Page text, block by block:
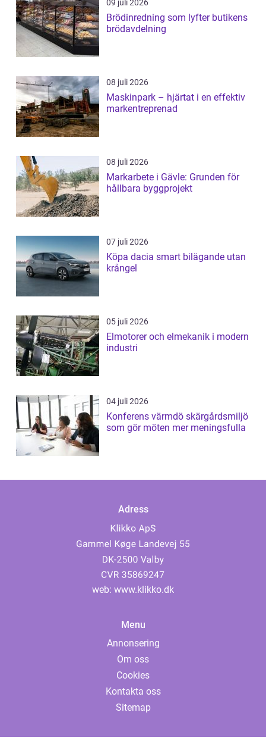
09 juli 2026
Brödinredning som lyfter butikens
brödavdelning
08 juli 2026
Maskinpark – hjärtat i en effektiv
markentreprenad
08 juli 2026
Markarbete i Gävle: Grunden för
hållbara byggprojekt
07 juli 2026
Köpa dacia smart bilägande utan
krångel
05 juli 2026
Elmotorer och elmekanik i modern
industri
04 juli 2026
Konferens värmdö skärgårdsmiljö
som gör möten mer meningsfulla
Adress
web: www.klikko.dk
Menu
Annonsering
Om oss
Cookies
Kontakta oss
Sitemap